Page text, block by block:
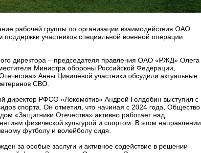
рабочей группы по организации взаимодействия ОАО
участников специальной военной операции
директора – председателя правления ОАО «РЖД» Олега
Министра обороны Российской Федерации,
Анны Цивилёвой участники обсудили актуальные
СВО.
директор РФСО «Локомотив» Андрей Голдобин выступил с
спорта. Он отметил, что начиная с 2024 года, Общество
«Защитники Отечества» активно работает над
физической культурой и спортом. В этом направлении
футболу и волейболу сидя.
за особые заслуги и активное содействие в решении